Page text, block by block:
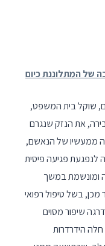
של המתלוננת כיום
שוקל בית המשפט,
את הנזק שנגרם
ממעשיו של הנאשם,
אוקטובר 2018, נגרמה לנפגעת פגיעה פיסית
ומונשמת במשך
בשל טיפול רפואי
שיפור מסוים
הידרדרות